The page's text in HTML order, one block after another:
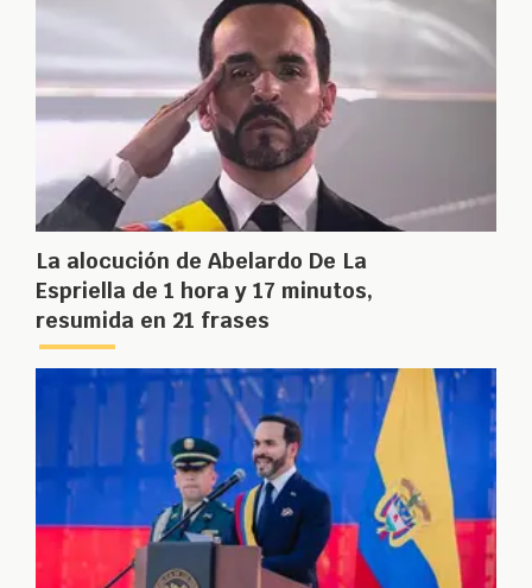
La alocución de Abelardo De La
Espriella de 1 hora y 17 minutos,
resumida en 21 frases